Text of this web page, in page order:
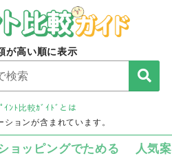
が高い順に表示
ｲﾝﾄ比較ｶﾞｲﾄﾞとは
ョンが含まれています。
ョッピングでためる 人気